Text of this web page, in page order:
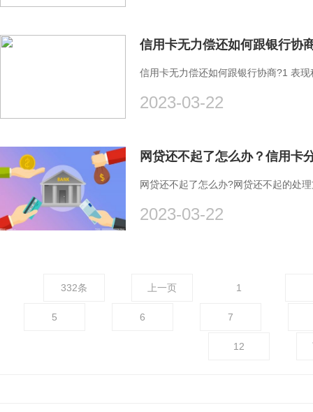
信用卡无力偿还如何跟银行协
信用卡无力偿还如何跟银行协商?1 表
2023-03-22
网贷还不起了怎么办？信用卡
网贷还不起了怎么办?网贷还不起的处
2023-03-22
332条 上一页 1
5 6 7
12